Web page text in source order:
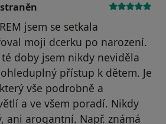
jsem se setkala
moji dcerku po narození.
doby jsem nikdy neviděla
přístup k dětem. Je
vše podrobně a
a ve všem poradí. Nikdy
ani arogantní. Např. známá